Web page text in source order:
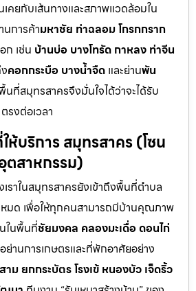
เคยกับเส้นทางและสภาพแวดล้อมใน
การค้ามหาชัย ท่าฉลอม โกรกกราก
เช่น บ้านบ่อ บางโทรัด กาหลง ท่าจีน
คอกกระบือ บางน้ำจืด และย่านพัน
นที่สมุทรสาครจึงมั่นใจได้ว่าจะได้รับ
รงต่อเวลา
บริการ สมุทรสาคร (โซน
ตสาหกรรม)
ราในสมุทรสาครยังเข้าถึงพื้นที่ตำบล
มด เพื่อให้ทุกคนสามารถมีบ้านคุณภาพ
ในพื้นที่ชัยมงคล คลองมะเดื่อ ดอนไก่
ย่านการเกษตรและที่พักอาศัยอย่าง
ม ยกกระบัตร โรงเข้ หนองบัว เจ็ดริ้ว